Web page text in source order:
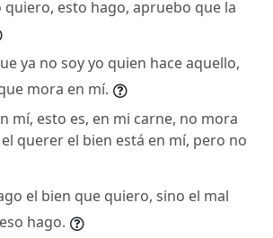
quiero, esto hago, apruebo que la
ya no soy yo quien hace aquello,
mora en mí.
mí, esto es, en mi carne, no mora
querer el bien está en mí, pero no
el bien que quiero, sino el mal
hago.